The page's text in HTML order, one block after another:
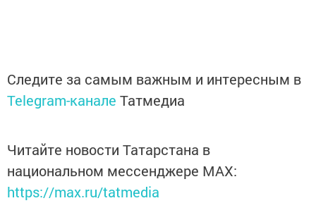
Следите за самым важным и интересным в
Telegram-канале Татмедиа
Читайте новости Татарстана в
национальном мессенджере MАХ:
https://max.ru/tatmedia